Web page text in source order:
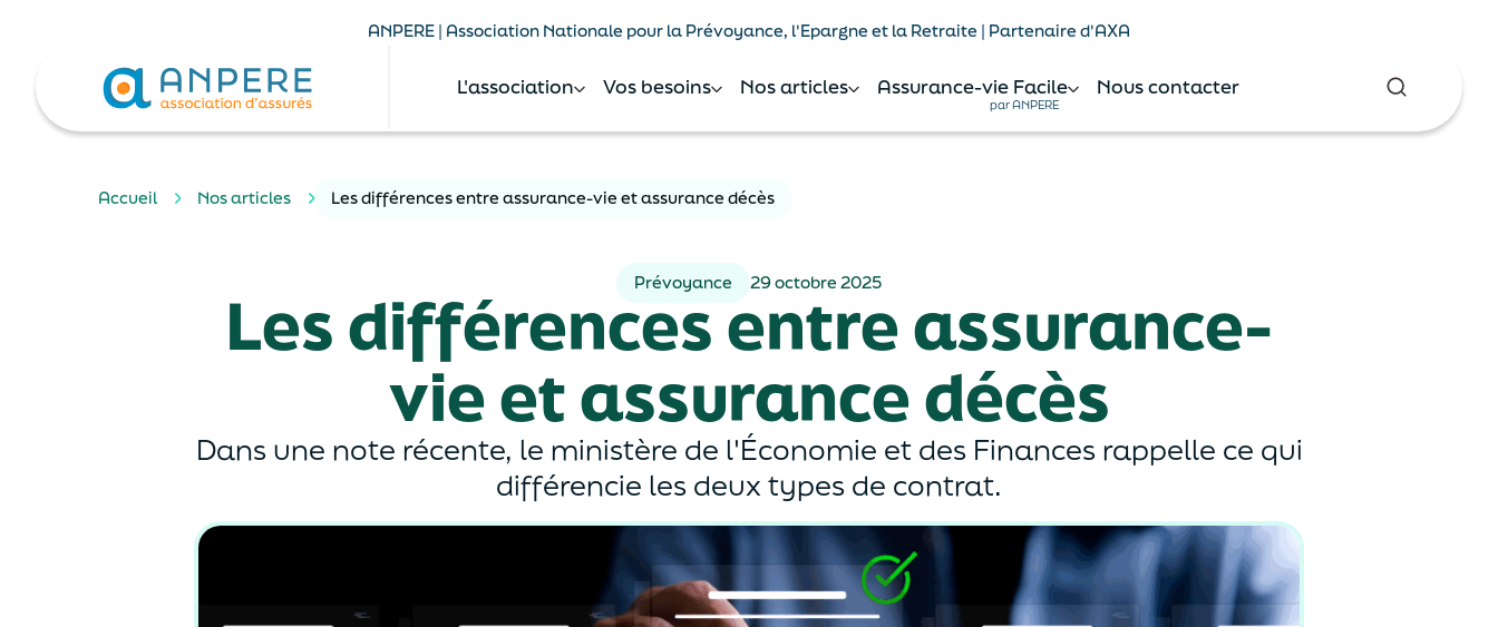
ANPERE | Association Nationale pour la Prévoyance, l'Epargne et la Retraite | Partenaire d'AXA
L'association Vos besoins Nos articles Assurance-vie Facile
par ANPERE
Nous contacter
Accueil Nos articles Les différences entre assurance-vie et assurance décès
Prévoyance 29 octobre 2025
Les différences entre assurance-
vie et assurance décès
Dans une note récente, le ministère de l'Économie et des Finances rappelle ce qui
différencie les deux types de contrat.